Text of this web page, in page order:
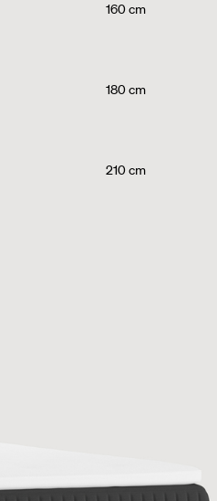
160 cm
180 cm
210 cm